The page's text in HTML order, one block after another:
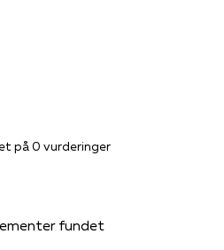
på 0 vurderinger
fundet